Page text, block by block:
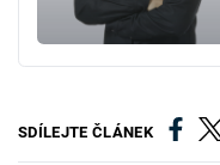
SDÍLEJTE ČLÁNEK